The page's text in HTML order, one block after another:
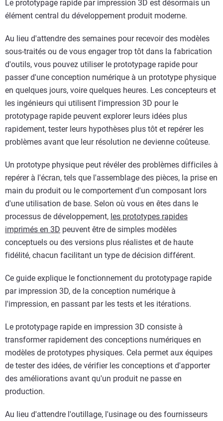
Le prototypage rapide par impression 3D est désormais un
élément central du développement produit moderne.
Au lieu d'attendre des semaines pour recevoir des modèles
sous-traités ou de vous engager trop tôt dans la fabrication
d'outils, vous pouvez utiliser le prototypage rapide pour
passer d'une conception numérique à un prototype physique
en quelques jours, voire quelques heures. Les concepteurs et
les ingénieurs qui utilisent l'impression 3D pour le
prototypage rapide peuvent explorer leurs idées plus
rapidement, tester leurs hypothèses plus tôt et repérer les
problèmes avant que leur résolution ne devienne coûteuse.
Un prototype physique peut révéler des problèmes difficiles à
repérer à l'écran, tels que l'assemblage des pièces, la prise en
main du produit ou le comportement d'un composant lors
d'une utilisation de base. Selon où vous en êtes dans le
processus de développement, les prototypes rapides
imprimés en 3D peuvent être de simples modèles
conceptuels ou des versions plus réalistes et de haute
fidélité, chacun facilitant un type de décision différent.
Ce guide explique le fonctionnement du prototypage rapide
par impression 3D, de la conception numérique à
l'impression, en passant par les tests et les itérations.
Le prototypage rapide en impression 3D consiste à
transformer rapidement des conceptions numériques en
modèles de prototypes physiques. Cela permet aux équipes
de tester des idées, de vérifier les conceptions et d'apporter
des améliorations avant qu'un produit ne passe en
production.
Au lieu d'attendre l'outillage, l'usinage ou des fournisseurs